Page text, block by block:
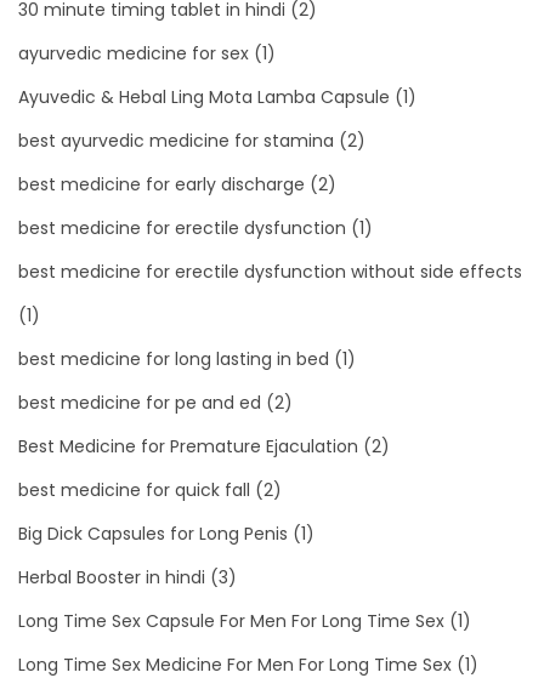
30 minute timing tablet in hindi (2)
ayurvedic medicine for sex (1)
Ayuvedic & Hebal Ling Mota Lamba Capsule (1)
best ayurvedic medicine for stamina (2)
best medicine for early discharge (2)
best medicine for erectile dysfunction (1)
best medicine for erectile dysfunction without side effects
(1)
best medicine for long lasting in bed (1)
best medicine for pe and ed (2)
Best Medicine for Premature Ejaculation (2)
best medicine for quick fall (2)
Big Dick Capsules for Long Penis (1)
Herbal Booster in hindi (3)
Long Time Sex Capsule For Men For Long Time Sex (1)
Long Time Sex Medicine For Men For Long Time Sex (1)